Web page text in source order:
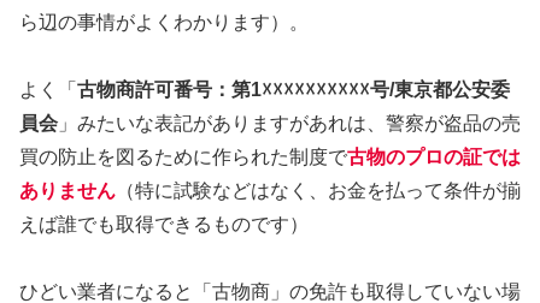
ら辺の事情がよくわかります）。
よく「 古物商許可番号：第1☓☓☓☓☓☓☓☓☓☓号/東京都公安委
員会 」みたいな表記がありますがあれは、警察が盗品の売
買の防止を図るために作られた制度で古物のプロの証では
ありません （特に試験などはなく、お金を払って条件が揃
えば誰でも取得できるものです）
ひどい業者になると「古物商」の免許も取得していない場